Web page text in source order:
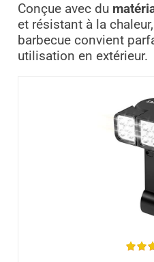
Conçue avec du
et résistant à la
barbecue convient
utilisation en extérieur.